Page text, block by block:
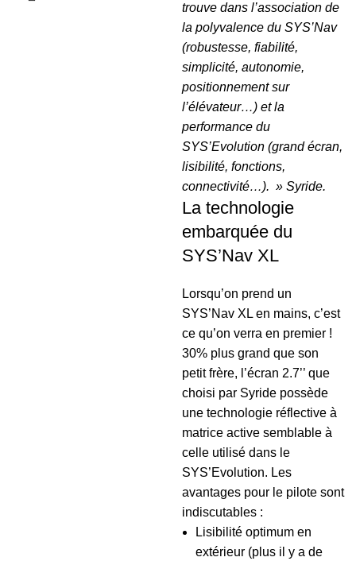
trouve dans l’association de
la polyvalence du SYS’Nav
(robustesse, fiabilité,
simplicité, autonomie,
positionnement sur
l’élévateur…) et la
performance du
SYS’Evolution (grand écran,
lisibilité, fonctions,
connectivité…). » Syride.
La technologie
embarquée du
SYS’Nav XL
Lorsqu’on prend un
SYS’Nav XL en mains, c’est
ce qu’on verra en premier !
30% plus grand que son
petit frère, l’écran 2.7’’ que
choisi par Syride possède
une technologie réflective à
matrice active semblable à
celle utilisé dans le
SYS’Evolution. Les
avantages pour le pilote sont
indiscutables :
Lisibilité optimum en
extérieur (plus il y a de